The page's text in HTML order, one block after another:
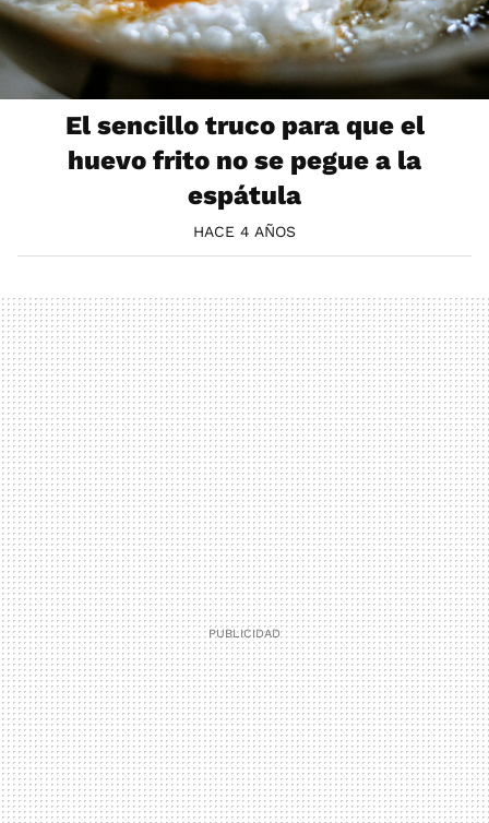
El sencillo truco para que el
huevo frito no se pegue a la
espátula
HACE 4 AÑOS